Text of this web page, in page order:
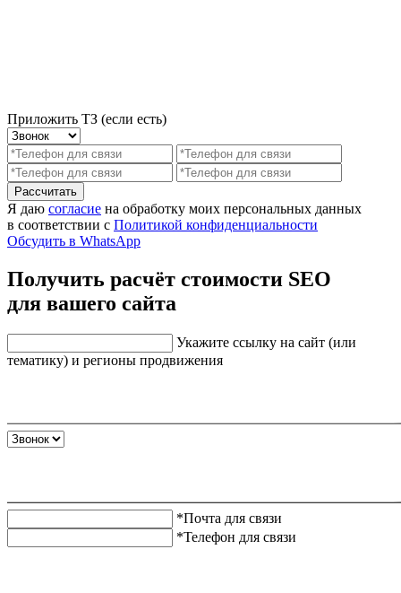
Приложить ТЗ (если есть)
Рассчитать
Я даю согласие на обработку моих персональных данных
в соответствии с Политикой конфиденциальности
Обсудить в WhatsApp
Получить расчёт стоимости SEO
для вашего сайта
Укажите ссылку на сайт (или
тематику) и регионы продвижения
*Почта для связи
*Телефон для связи